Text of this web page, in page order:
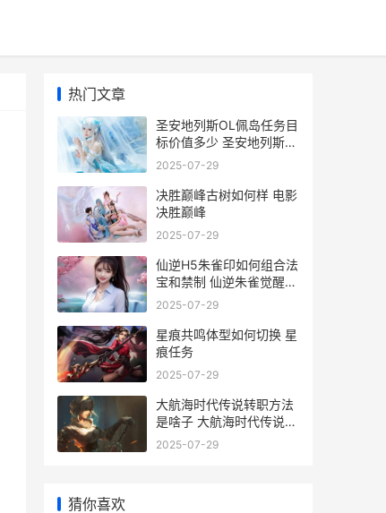
热门文章
圣安地列斯OL佩岛任务目
标价值多少 圣安地列斯
lvpd
2025-07-29
决胜巅峰古树如何样 电影
决胜巅峰
2025-07-29
仙逆H5朱雀印如何组合法
宝和禁制 仙逆朱雀觉醒几
次
2025-07-29
星痕共鸣体型如何切换 星
痕任务
2025-07-29
大航海时代传说转职方法
是啥子 大航海时代传说地
图
2025-07-29
猜你喜欢